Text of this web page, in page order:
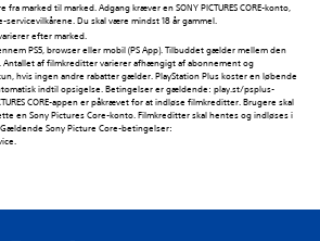
marked til marked. Adgang kræver en SONY PICTURES CORE-konto,
servicevilkårene. Du skal være mindst 18 år gammel.
efter marked.
PS5, browser eller mobil (PS App). Tilbuddet gælder mellem den
Antallet af filmkreditter varierer afhængigt af abonnement og
hvis ingen andre rabatter gælder. PlayStation Plus koster en løbende
indtil opsigelse. Betingelser er gældende: play.st/psplus-
CORE-appen er påkrævet for at indløse filmkreditter. Brugere skal
en Sony Pictures Core-konto. Filmkreditter skal hentes og indløses i
Sony Picture Core-betingelser: